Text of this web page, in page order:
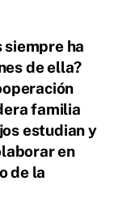
siempre ha
de ella?
familia
estudian y
en
de la